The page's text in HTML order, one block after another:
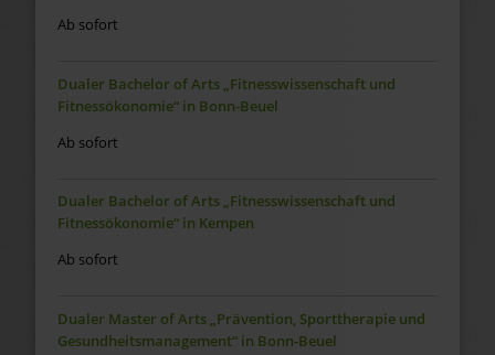
Ab sofort
Dualer Bachelor of Arts „Fitnesswissenschaft und
Fitnessökonomie“ in Bonn-Beuel
Ab sofort
Dualer Bachelor of Arts „Fitnesswissenschaft und
Fitnessökonomie“ in Kempen
Ab sofort
Dualer Master of Arts „Prävention, Sporttherapie und
Gesundheitsmanagement“ in Bonn-Beuel